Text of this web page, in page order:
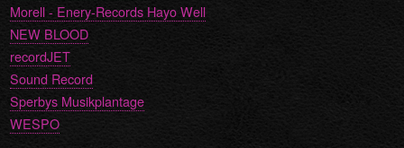
Morell - Enery-Records Hayo Well
NEW BLOOD
recordJET
Sound Record
Sperbys Musikplantage
WESPO